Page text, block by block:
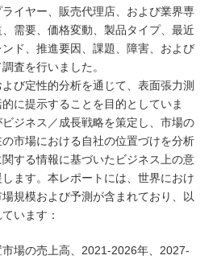
イヤー、販売代理店、および業界専
需要、価格変動、製品タイプ、最近
ド、推進要因、課題、障害、および
査を行いました。
び定性的分析を通じて、表面張力測
に提示することを目的としていま
ジネス／成長戦略を策定し、市場の
市場における自社の位置づけを分析
する情報に基づいたビジネス上の意
ます。本レポートには、世界におけ
規模および予測が含まれており、以
います：
場の売上高、2021-2026年、2027-